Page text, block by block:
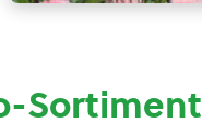
Sortiment